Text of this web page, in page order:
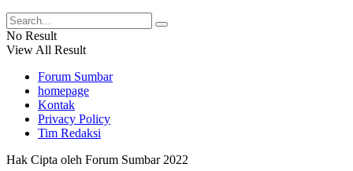
No Result
View All Result
Forum Sumbar
homepage
Kontak
Privacy Policy
Tim Redaksi
Hak Cipta oleh Forum Sumbar 2022